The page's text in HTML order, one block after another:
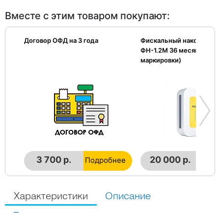
Вместе с этим товаром покупают:
Договор ОФД на 3 года
3 700 р. Подробнее
Фискальный накопитель
ФН-1.2М 36 месяцев
маркировки)
20 000 р.
Характеристики Описание